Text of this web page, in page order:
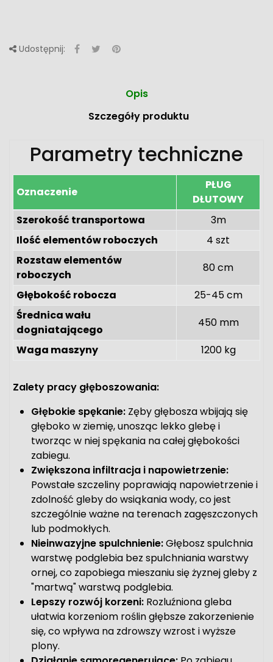
Udostępnij:
Opis
Szczegóły produktu
Parametry techniczne
Oznaczenie
PŁUG
DŁUTOWY
Szerokość transportowa
3m
Ilość elementów roboczych
4 szt
Rozstaw elementów
roboczych
80 cm
Głębokość robocza
25-45 cm
Średnica wału
dogniatającego
450 mm
Waga maszyny
1200 kg
Zalety pracy głęboszowania:
Głębokie spękanie: Zęby głębosza wbijają się
głęboko w ziemię, unosząc lekko glebę i
tworząc w niej spękania na całej głębokości
zabiegu.
Zwiększona infiltracja i napowietrzenie:
Powstałe szczeliny poprawiają napowietrzenie i
zdolność gleby do wsiąkania wody, co jest
szczególnie ważne na terenach zagęszczonych
lub podmokłych.
Nieinwazyjne spulchnienie:Głębosz spulchnia
warstwę podglebia bez spulchniania warstwy
ornej, co zapobiega mieszaniu się żyznej gleby z
"martwą" warstwą podglebia.
Lepszy rozwój korzeni: Rozluźniona gleba
ułatwia korzeniom roślin głębsze zakorzenienie
się, co wpływa na zdrowszy wzrost i wyższe
plony.